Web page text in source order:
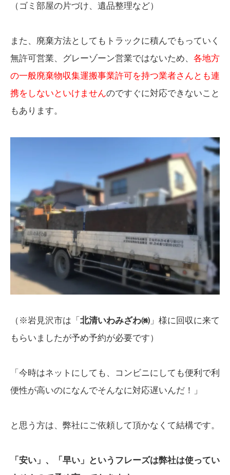
（ゴミ部屋の片づけ、遺品整理など）
また、廃棄方法としてもトラックに積んでもっていく
無許可営業、グレーゾーン営業ではないため、 各地方
の一般廃棄物収集運搬事業許可を持つ業者さんとも連
携をしないといけませんのですぐに対応できないこと
もあります。
（※岩見沢市は「 北清いわみざわ㈱ 」様に回収に来て
もらいましたが予め予約が必要です）
「今時はネットにしても、コンビニにしても便利で利
便性が高いのになんでそんなに対応遅いんだ！」
と思う方は、弊社にご依頼して頂かなくて結構です。
「安い」、「早い」というフレーズは弊社は使ってい